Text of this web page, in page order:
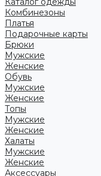
Комбинезоны
Платья
Подарочные карты
Брюки
Мужские
Женские
Обувь
Мужские
Женские
Топы
Мужские
Женские
Халаты
Мужские
Женские
Аксессуары